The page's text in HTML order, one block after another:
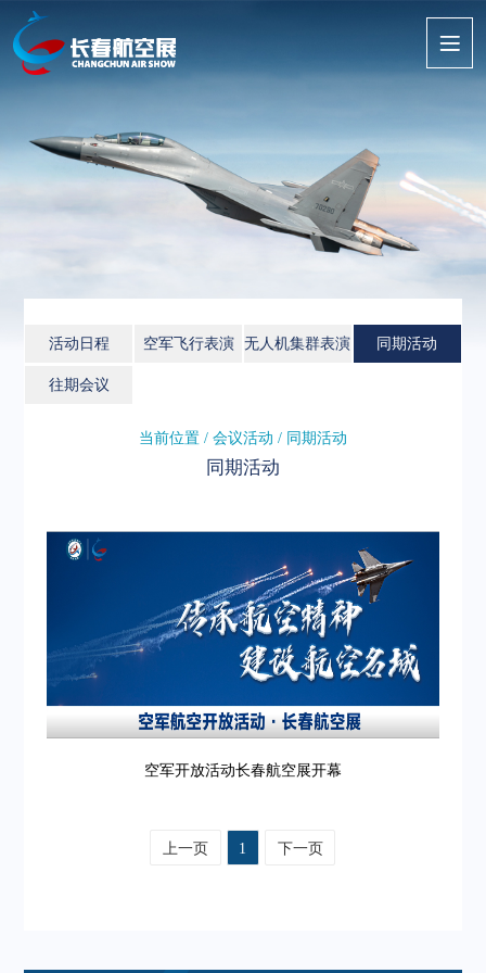
活动日程 空军飞行表演 无人机集群表演 同期活动
往期会议
当前位置 / 会议活动 / 同期活动
同期活动
空军开放活动长春航空展开幕
上一页 1 下一页